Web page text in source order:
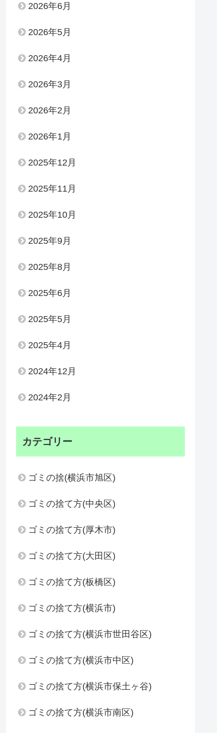
2026年6月
2026年5月
2026年4月
2026年3月
2026年2月
2026年1月
2025年12月
2025年11月
2025年10月
2025年9月
2025年8月
2025年6月
2025年5月
2025年4月
2024年12月
2024年2月
カテゴリー
ゴミの捨(横浜市旭区)
ゴミの捨て方(中央区)
ゴミの捨て方(厚木市)
ゴミの捨て方(大田区)
ゴミの捨て方(板橋区)
ゴミの捨て方(横浜市)
ゴミの捨て方(横浜市世田谷区)
ゴミの捨て方(横浜市中区)
ゴミの捨て方(横浜市保土ヶ谷)
ゴミの捨て方(横浜市南区)